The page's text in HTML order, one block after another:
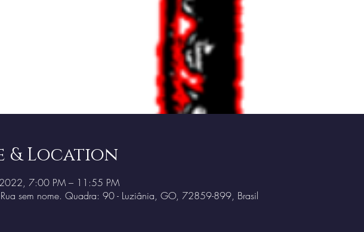
& Location
7:00 PM – 11:55 PM
sem nome. Quadra: 90 - Luziânia, GO, 72859-899, Brasil